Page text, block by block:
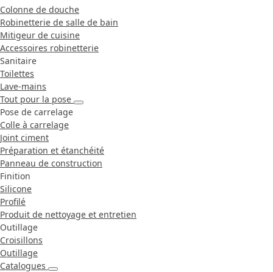
Colonne de douche
Robinetterie de salle de bain
Mitigeur de cuisine
Accessoires robinetterie
Sanitaire
Toilettes
Lave-mains
Tout pour la pose
Pose de carrelage
Colle à carrelage
Joint ciment
Préparation et étanchéité
Panneau de construction
Finition
Silicone
Profilé
Produit de nettoyage et entretien
Outillage
Croisillons
Outillage
Catalogues